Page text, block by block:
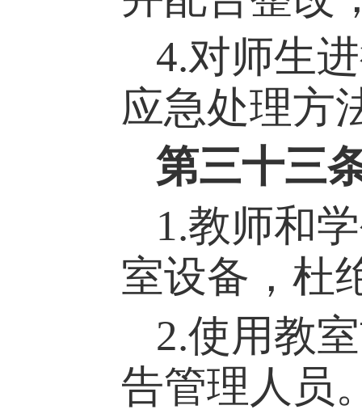
4.对师生
应急处理方
第三十三
1.教师和
室设备，杜
2.使用教
告管理人员